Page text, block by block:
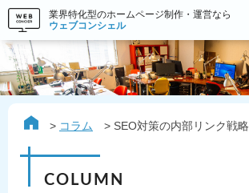
業界特化型のホームページ制作・運営なら
ウェブコンシェル
コラム SEO対策の内部リンク戦略
COLUMN